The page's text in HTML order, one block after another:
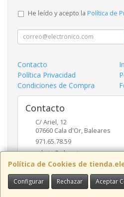
Política de Cookies de
Configurar Rechazar Aceptar
He leído y acepto la Política de
Contacto
Política Privacidad
Condiciones de Compra
Contacto
C/ Ariel, 12
07660 Cala d'Or, Baleares
971.65.78.59
Horario